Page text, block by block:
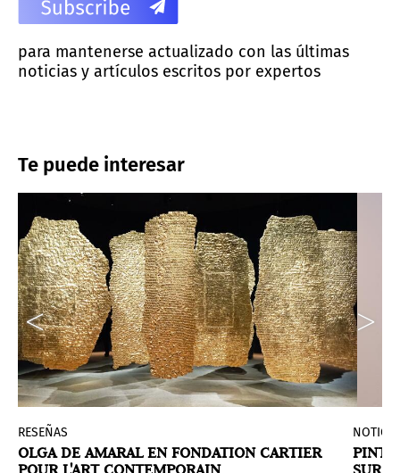
para mantenerse actualizado con las últimas
noticias y artículos escritos por expertos
Te puede interesar
RESEÑAS
OLGA DE AMARAL EN FONDATION CARTIER
PINTA